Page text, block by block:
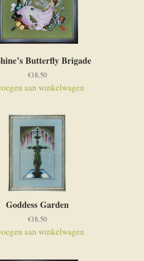
Butterfly Brigade
€18,50
aan winkelwagen
Goddess Garden
€18,50
aan winkelwagen